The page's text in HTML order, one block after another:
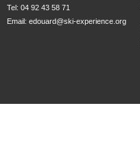
Tel: 04 92 43 58 71
Email: edouard@ski-experience.org